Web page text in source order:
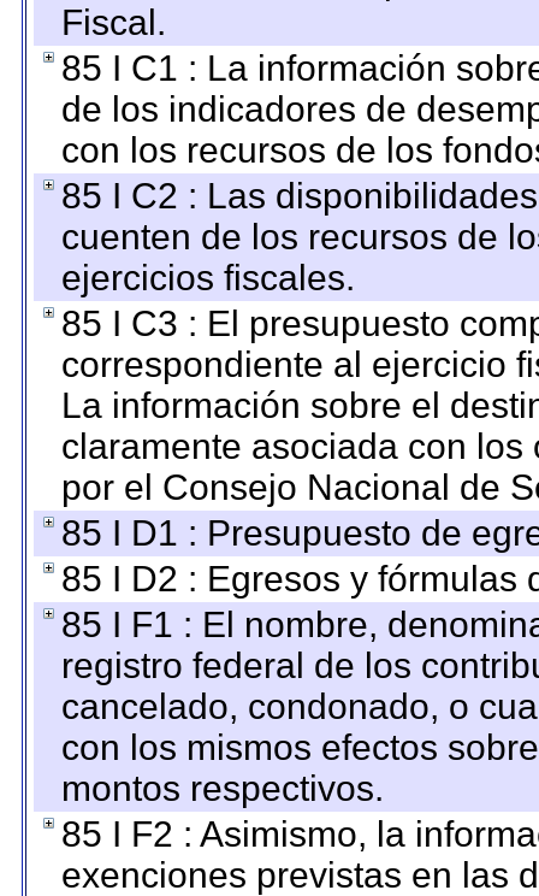
Fiscal.
85 I C1 : La información
de los indicadores de
con los recursos de los
85 I C2 : Las
cuenten de los recursos de
ejercicios fiscales.
85 I C3 : El presupuesto
correspondiente al ejercicio
La información sobre el
claramente asociada con
por el Consejo Nacional de
85 I D1 : Presupuesto de
85 I D2 : Egresos y fórmulas
85 I F1 : El nombre,
registro federal de los
cancelado, condonado, o
con los mismos efectos
montos respectivos.
85 I F2 : Asimismo, la
exenciones previstas en las